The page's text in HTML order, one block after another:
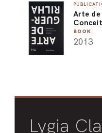
Arte de
BOOK
2013
Lygia